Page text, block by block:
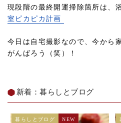
現段階の最終開運掃除箇所は
室ピカピカ計画
今日は自宅撮影なので、今から
がんばろう（笑）！
新着：暮らしとブログ
暮らしとブログ NEW